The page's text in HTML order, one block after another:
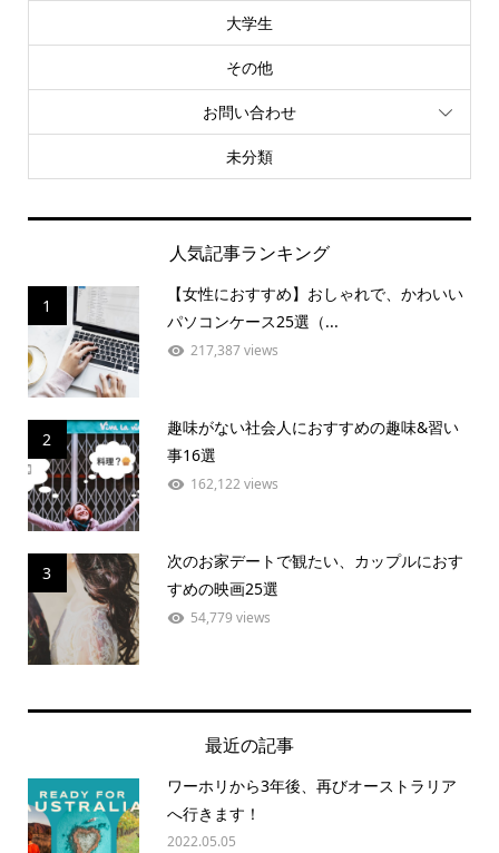
大学生
その他
お問い合わせ
未分類
人気記事ランキング
1
【女性におすすめ】おしゃれで、かわいい
パソコンケース25選（...
217,387 views
2
趣味がない社会人におすすめの趣味&習い
事16選
162,122 views
3
次のお家デートで観たい、カップルにおす
すめの映画25選
54,779 views
最近の記事
ワーホリから3年後、再びオーストラリア
へ行きます！
2022.05.05